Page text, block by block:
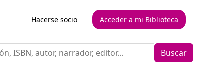
Hacerse socio Acceder a mi Biblioteca
Buscar